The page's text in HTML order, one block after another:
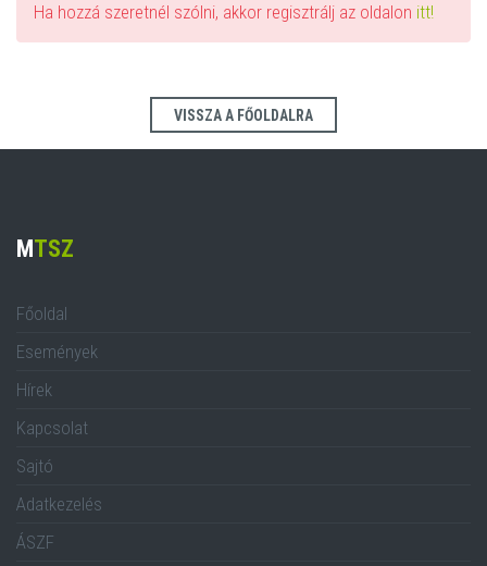
Ha hozzá szeretnél szólni, akkor regisztrálj az oldalon itt!
VISSZA A FŐOLDALRA
MTSZ
Főoldal
Események
Hírek
Kapcsolat
Sajtó
Adatkezelés
ÁSZF